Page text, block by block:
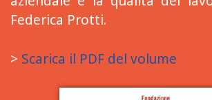
Federica Protti.
> Scarica il PDF del volume